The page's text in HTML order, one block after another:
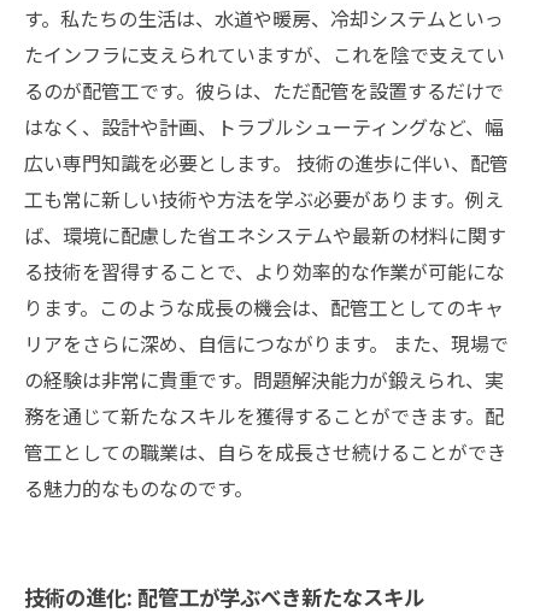
配管工としての未来: 課題を乗り越え、新たな道
を切り開く
す。私たちの生活は、水道や暖房、冷却システムといっ
たインフラに支えられていますが、これを陰で支えてい
るのが配管工です。彼らは、ただ配管を設置するだけで
はなく、設計や計画、トラブルシューティングなど、幅
広い専門知識を必要とします。 技術の進歩に伴い、配管
工も常に新しい技術や方法を学ぶ必要があります。例え
ば、環境に配慮した省エネシステムや最新の材料に関す
る技術を習得することで、より効率的な作業が可能にな
ります。このような成長の機会は、配管工としてのキャ
リアをさらに深め、自信につながります。 また、現場で
の経験は非常に貴重です。問題解決能力が鍛えられ、実
務を通じて新たなスキルを獲得することができます。配
管工としての職業は、自らを成長させ続けることができ
る魅力的なものなのです。
技術の進化: 配管工が学ぶべき新たなスキル